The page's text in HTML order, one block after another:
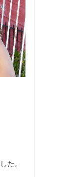
た。